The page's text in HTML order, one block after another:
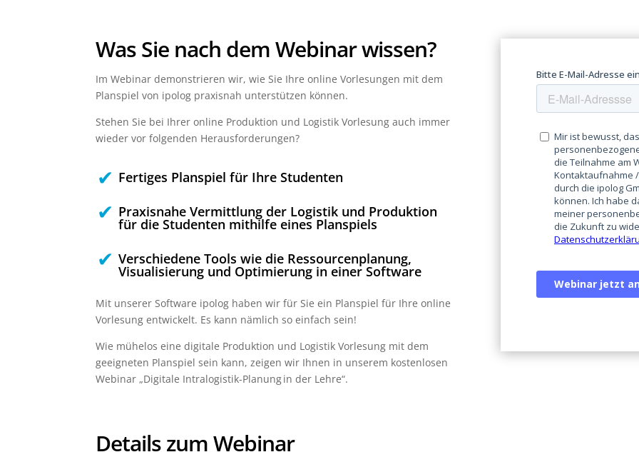
Was Sie nach dem Webinarwissen?
Im Webinar demonstrieren wir, wie Sie Ihre online Vorlesungen mit dem
Planspiel von ipolog praxisnah unterstützen können.
Stehen Sie bei Ihrer online Produktion und Logistik Vorlesung auch immer
wieder vor folgenden Herausforderungen?
Fertiges Planspiel für Ihre Studenten
Praxisnahe Vermittlung der Logistik und Produktion
für die Studenten mithilfe eines Planspiels
Verschiedene Tools wie die Ressourcenplanung,
Visualisierung und Optimierung in einer Software
Mit unserer Software ipolog haben wir für Sie ein Planspiel für Ihre online
Vorlesung entwickelt. Es kann nämlich so einfach sein!
Wie mühelos eine digitale Produktion und Logistik Vorlesung mit dem
geeigneten Planspiel sein kann, zeigen wir Ihnen in unserem kostenlosen
Webinar „Digitale Intralogistik-Planung in der Lehre“.
Detailszum Webinar